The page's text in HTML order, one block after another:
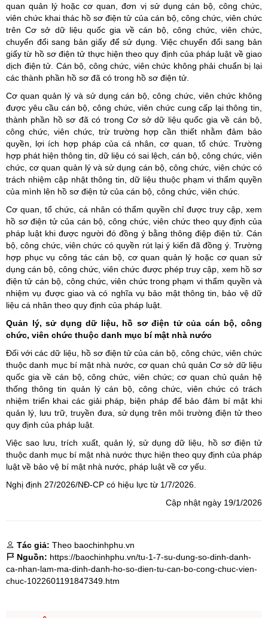
quan quản lý hoặc cơ quan, đơn vị sử dụng cán bộ, công chức,
viên chức khai thác hồ sơ điện tử của cán bộ, công chức, viên chức
trên Cơ sở dữ liệu quốc gia về cán bộ, công chức, viên chức,
chuyển đổi sang bản giấy để sử dụng. Việc chuyển đổi sang bản
giấy từ hồ sơ điện tử thực hiện theo quy định của pháp luật về giao
dịch điện tử. Cán bộ, công chức, viên chức không phải chuẩn bị lại
các thành phần hồ sơ đã có trong hồ sơ điện tử.
Cơ quan quản lý và sử dụng cán bộ, công chức, viên chức không
được yêu cầu cán bộ, công chức, viên chức cung cấp lại thông tin,
thành phần hồ sơ đã có trong Cơ sở dữ liệu quốc gia về cán bộ,
công chức, viên chức, trừ trường hợp cần thiết nhằm đảm bảo
quyền, lợi ích hợp pháp của cá nhân, cơ quan, tổ chức. Trường
hợp phát hiện thông tin, dữ liệu có sai lệch, cán bộ, công chức, viên
chức, cơ quan quản lý và sử dụng cán bộ, công chức, viên chức có
trách nhiệm cập nhật thông tin, dữ liệu thuộc phạm vi thẩm quyền
của mình lên hồ sơ điện tử của cán bộ, công chức, viên chức.
Cơ quan, tổ chức, cá nhân có thẩm quyền chỉ được truy cập, xem
hồ sơ điện tử của cán bộ, công chức, viên chức theo quy định của
pháp luật khi được người đó đồng ý bằng thông điệp điện tử. Cán
bộ, công chức, viên chức có quyền rút lại ý kiến đã đồng ý. Trường
hợp phục vụ công tác cán bộ, cơ quan quản lý hoặc cơ quan sử
dụng cán bộ, công chức, viên chức được phép truy cập, xem hồ sơ
điện tử cán bộ, công chức, viên chức trong phạm vi thẩm quyền và
nhiệm vụ được giao và có nghĩa vụ bảo mật thông tin, bảo vệ dữ
liệu cá nhân theo quy định của pháp luật.
Quản lý, sử dụng dữ liệu, hồ sơ điện tử của cán bộ, công
chức, viên chức thuộc danh mục bí mật nhà nước
Đối với các dữ liệu, hồ sơ điện tử của cán bộ, công chức, viên chức
thuộc danh mục bí mật nhà nước, cơ quan chủ quản Cơ sở dữ liệu
quốc gia về cán bộ, công chức, viên chức; cơ quan chủ quản hệ
thống thông tin quản lý cán bộ, công chức, viên chức có trách
nhiệm triển khai các giải pháp, biện pháp để bảo đảm bí mật khi
quản lý, lưu trữ, truyền đưa, sử dụng trên môi trường điện tử theo
quy định của pháp luật.
Việc sao lưu, trích xuất, quản lý, sử dụng dữ liệu, hồ sơ điện tử
thuộc danh mục bí mật nhà nước thực hiện theo quy định của pháp
luật về bảo vệ bí mật nhà nước, pháp luật về cơ yếu.
Nghị định 27/2026/NĐ-CP có hiệu lực từ 1/7/2026.
Cập nhật ngày 19/1/2026
Tác giả: Theo baochinhphu.vn
Nguồn: https://baochinhphu.vn/tu-1-7-su-dung-so-dinh-danh-
ca-nhan-lam-ma-dinh-danh-ho-so-dien-tu-can-bo-cong-chuc-vien-
chuc-1022601191847349.htm